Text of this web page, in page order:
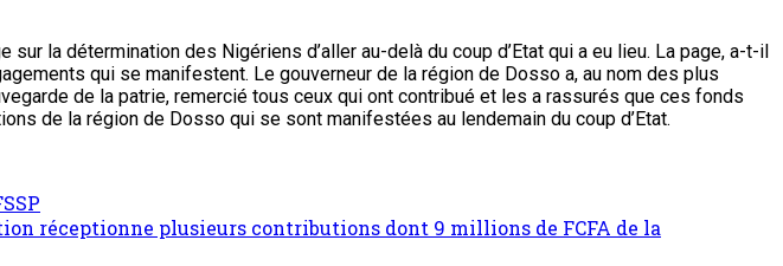
la détermination des Nigériens d’aller au-delà du coup d’Etat qui a eu lieu. La page, a-t-il
qui se manifestent. Le gouverneur de la région de Dosso a, au nom des plus
de la patrie, remercié tous ceux qui ont contribué et les a rassurés que ces fonds
de la région de Dosso qui se sont manifestées au lendemain du coup d’Etat.
réceptionne plusieurs contributions dont 9 millions de FCFA de la